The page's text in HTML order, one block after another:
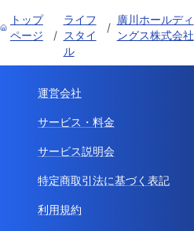
トップ
ページ
/
ライフ
スタイ
ル
/
廣川ホールディ
ングス株式会社
運営会社
サービス・料金
サービス説明会
特定商取引法に基づく表記
利用規約